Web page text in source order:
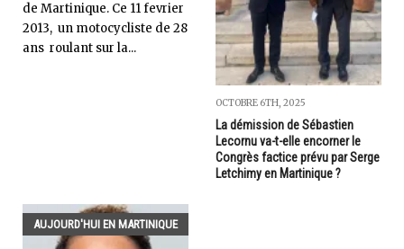
de Martinique. Ce 11 fevrier
2013, un motocycliste de 28
ans roulant sur la...
OCTOBRE 6TH, 2025
La démission de Sébastien
Lecornu va-t-elle encorner le
Congrès factice prévu par Serge
Letchimy en Martinique ?
AUJOURD'HUI EN MARTINIQUE